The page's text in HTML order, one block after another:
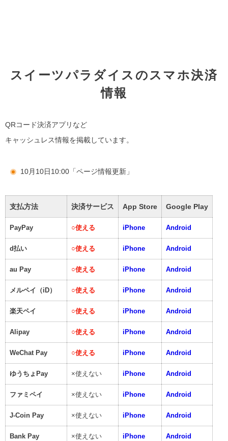
スイーツパラダイスのスマホ決済
情報
QRコード決済アプリなど
キャッシュレス情報を掲載しています。
10月10日10:00「ページ情報更新」
支払方法 決済サービス App Store Google Play
PayPay ○使える iPhone Android
d払い ○使える iPhone Android
au Pay ○使える iPhone Android
メルペイ（iD） ○使える iPhone Android
楽天ペイ ○使える iPhone Android
Alipay ○使える iPhone Android
WeChat Pay ○使える iPhone Android
ゆうちょPay ×使えない iPhone Android
ファミペイ ×使えない iPhone Android
J-Coin Pay ×使えない iPhone Android
Bank Pay ×使えない iPhone Android